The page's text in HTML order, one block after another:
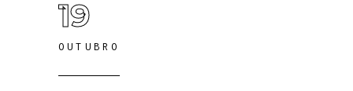
19
OUTUBRO